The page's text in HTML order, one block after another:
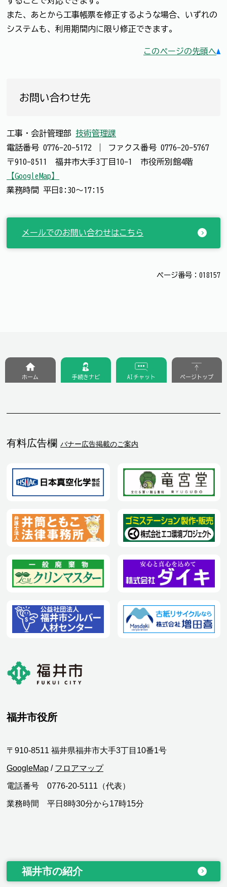
また、あとから工事帳票を修正するような場合、いずれの
システムも、利用期間内に限り修正できます。
このページの先頭へ
お問い合わせ先
工事・会計管理部 技術管理課
電話番号 0776-20-5172 ファクス番号 0776-20-5767
〒910-8511 福井市大手3丁目10-1 市役所別館4階
【GoogleMap】
業務時間 平日8:30～17:15
メールでのお問い合わせはこちら
ページ番号：018157
有料広告欄 バナー広告掲載のご案内
ホーム 手続きナビ AIチャット ページトップ
福井市役所
〒910-8511 福井県福井市大手3丁目10番1号
GoogleMap / フロアマップ
電話番号 0776-20-5111（代表）
業務時間 平日8時30分から17時15分
福井市の紹介